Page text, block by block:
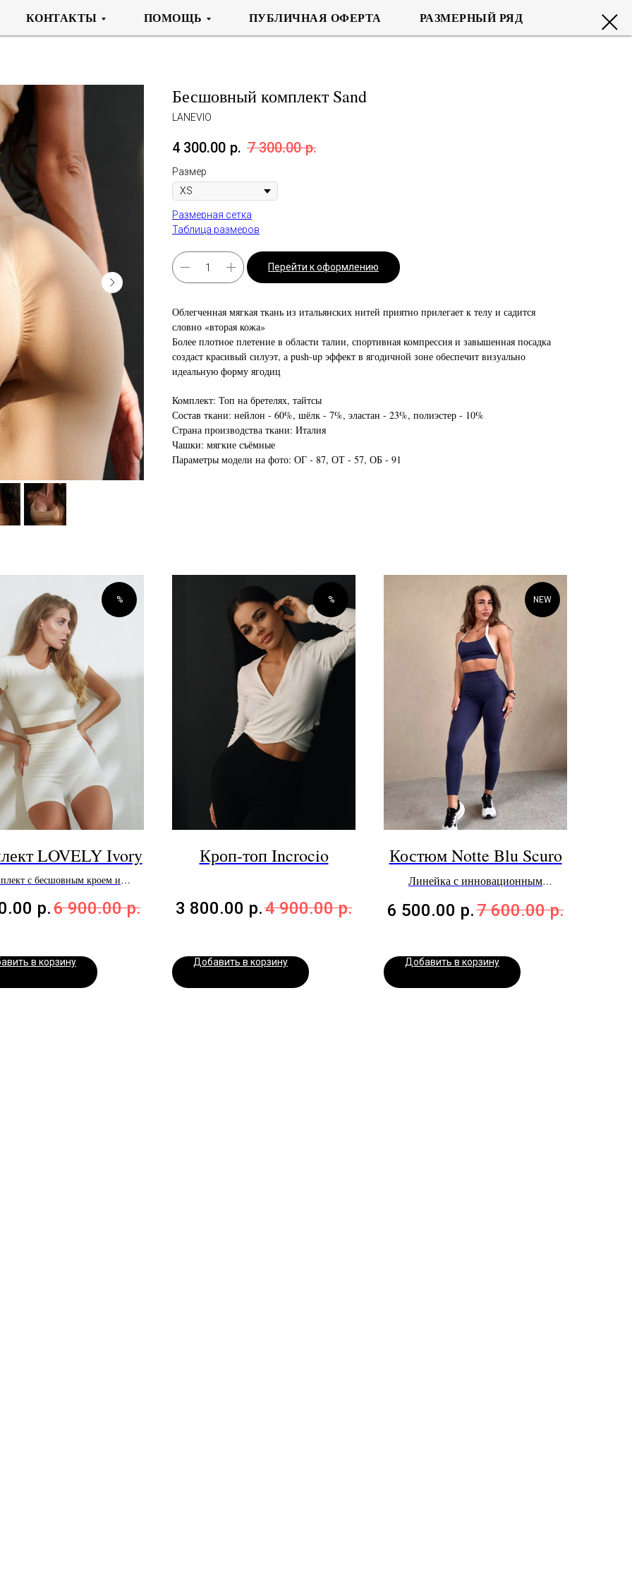
Бесшовный комплект Sand
LANEVIO
4 300.00 р. 7 300.00 р.
Размер
Размерная сетка
Таблица размеров
Перейти к оформлению
Облегченная мягкая ткань из итальянских нитей приятно прилегает к телу и садится
словно «вторая кожа»
Более плотное плетение в области талии, спортивная компрессия и завышенная посадка
создаст красивый силуэт, а push-up эффект в ягодичной зоне обеспечит визуально
идеальную форму ягодиц
Комплект: Топ на бретелях, тайтсы
Состав ткани: нейлон - 60%, шёлк - 7%, эластан - 23%, полиэстер - 10%
Страна производства ткани: Италия
Чашки: мягкие съёмные
Параметры модели на фото: ОГ - 87, ОТ - 57, ОБ - 91
%
LOVELY Ivory
с бесшовным кроем и
р.6 900.00 р.
в корзину
%
Кроп-топ Incrocio
3 800.00 р.4 900.00 р.
Добавить в корзину
NEW
Костюм Notte Blu Scuro
Линейка с инновационным
6 500.00 р.7 600.00 р.
Добавить в корзину
КОНТАКТЫ ПОМОЩЬ ПУБЛИЧНАЯ ОФЕРТА РАЗМЕРНЫЙ РЯД